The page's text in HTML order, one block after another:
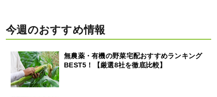
今週のおすすめ情報
無農薬・有機の野菜宅配おすすめランキング
BEST5！【厳選8社を徹底比較】